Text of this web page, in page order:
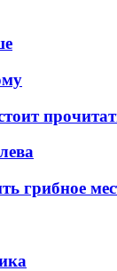
грибное